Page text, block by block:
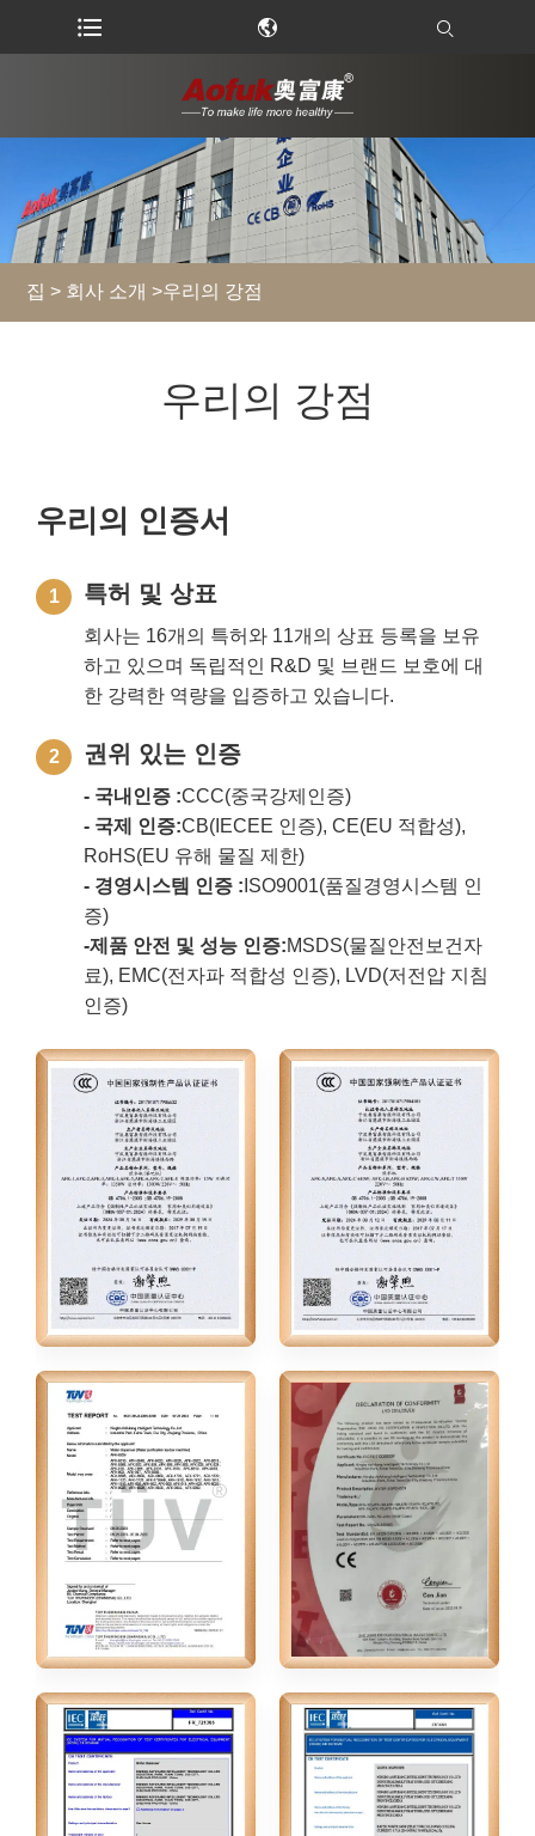
집 > 회사 소개 >우리의 강점
우리의 강점
우리의 인증서
1 특허 및 상표
회사는 16개의 특허와 11개의 상표 등록을 보유
하고 있으며 독립적인 R&D 및 브랜드 보호에 대
한 강력한 역량을 입증하고 있습니다.
2 권위 있는 인증
- 국내인증 :CCC(중국강제인증)
- 국제 인증:CB(IECEE 인증), CE(EU 적합성),
RoHS(EU 유해 물질 제한)
- 경영시스템 인증 : ISO9001(품질경영시스템 인
증)
-제품 안전 및 성능 인증:MSDS(물질안전보건자
료), EMC(전자파 적합성 인증), LVD(저전압 지침
인증)